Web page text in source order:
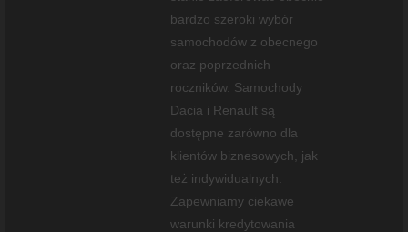
bardzo szeroki wybór
samochodów z obecnego
oraz poprzednich
roczników. Samochody
Dacia i Renault są
dostępne zarówno dla
klientów biznesowych, jak
też indywidualnych.
Zapewniamy ciekawe
warunki kredytowania